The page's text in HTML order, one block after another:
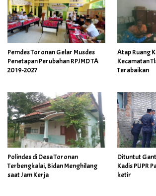
Pemdes Toronan Gelar Musdes
Penetapan Perubahan RPJMD TA
2019-2027
Atap Ruang
Kecamatan
Terabaikan
Polindes di Desa Toronan
Terbengkalai, Bidan Menghilang
saat Jam Kerja
Dituntut
Kadis PUPR
ketir